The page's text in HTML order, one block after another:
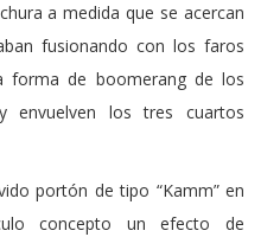
a medida que se acercan
fusionando con los faros
forma de boomerang de los
envuelven los tres cuartos
portón de tipo “Kamm” en
concepto un efecto de